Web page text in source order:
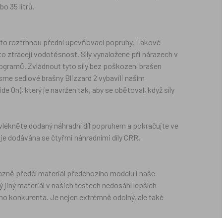
35 litrů.
roztrhnou přední upevňovací popruhy. Takové
ztrácejí vodotěsnost. Síly vynaložené při nárazech v
Zvládnout tyto síly bez poškození brašen
sedlové brašny Blizzard 2 vybavili naším
On), který je navržen tak, aby se obětoval, když síly
dodaný náhradní díl popruhem a pokračujte ve
dodávána se čtyřmi náhradními díly CRR.
předčí materiál předchozího modelu i naše
materiál v našich testech nedosáhl lepších
konkurenta. Je nejen extrémně odolný, ale také